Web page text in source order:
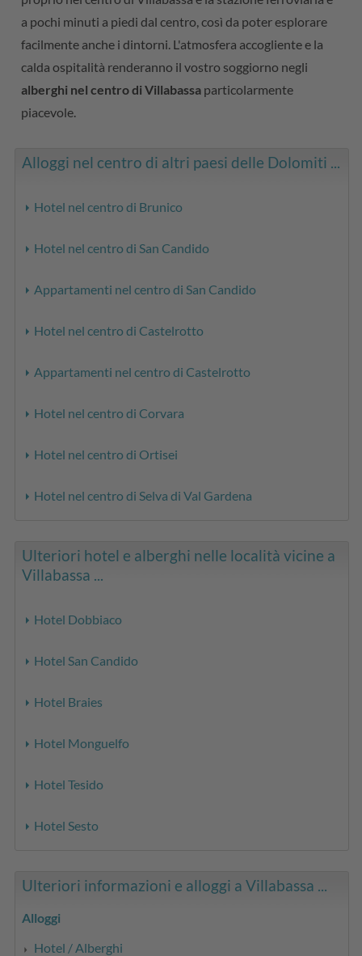
a pochi minuti a piedi dal centro, così da poter esplorare
facilmente anche i dintorni. L'atmosfera accogliente e la
calda ospitalità renderanno il vostro soggiorno negli
alberghi nel centro di Villabassa particolarmente
piacevole.
Alloggi nel centro di altri paesi delle Dolomiti ...
Hotel nel centro di Brunico
Hotel nel centro di San Candido
Appartamenti nel centro di San Candido
Hotel nel centro di Castelrotto
Appartamenti nel centro di Castelrotto
Hotel nel centro di Corvara
Hotel nel centro di Ortisei
Hotel nel centro di Selva di Val Gardena
Ulteriori hotel e alberghi nelle località vicine a
Villabassa ...
Hotel Dobbiaco
Hotel San Candido
Hotel Braies
Hotel Monguelfo
Hotel Tesido
Hotel Sesto
Ulteriori informazioni e alloggi a Villabassa ...
Alloggi
Hotel / Alberghi